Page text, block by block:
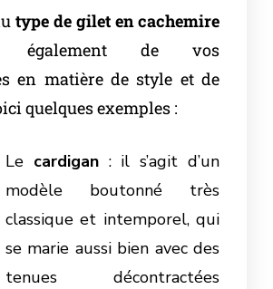
type de gilet en cachemire
également de vos
en matière de style et de
quelques exemples :
Le cardigan: il s’agit d’un
modèle boutonné très
classique et intemporel, qui
se marie aussi bien avec des
tenues décontractées